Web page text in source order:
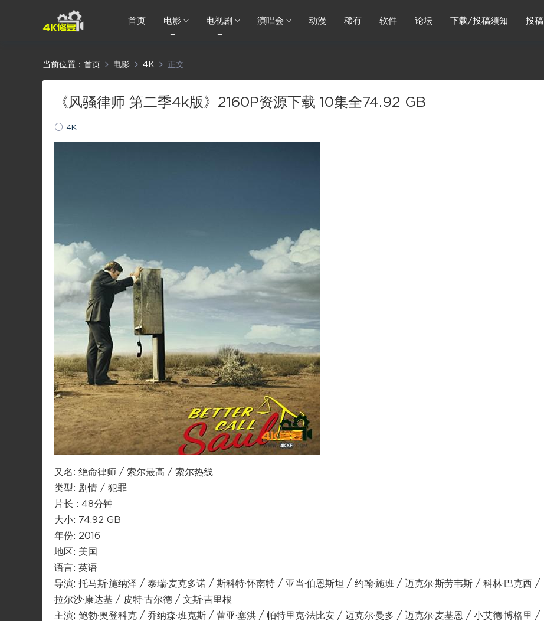
首页 电影 电视剧 演唱会 动漫 稀有 软件 论坛 下载/投稿须知 投稿
当前位置： 首页 电影 4K 正文
《风骚律师 第二季4k版》2160P资源下载 10集全74.92 GB
4K
又名: 绝命律师 / 索尔最高 / 索尔热线
类型: 剧情 / 犯罪
片长 : 48分钟
大小: 74.92 GB
年份: 2016
地区: 美国
语言: 英语
导演: 托马斯·施纳泽 / 泰瑞·麦克多诺 / 斯科特·怀南特 / 亚当·伯恩斯坦 / 约翰·施班 / 迈克尔·斯劳韦斯 / 科林·巴克西 /
拉尔沙·康达基 / 皮特·古尔德 / 文斯·吉里根
主演: 鲍勃·奥登科克 / 乔纳森·班克斯 / 蕾亚·塞洪 / 帕特里克·法比安 / 迈克尔·曼多 / 迈克尔·麦基恩 / 小艾德·博格里 /